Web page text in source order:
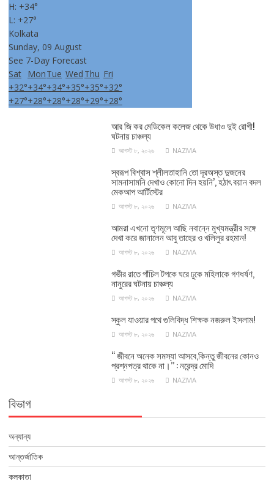
H: +34°
L: +27°
Kolkata
Sunday, 09 August
See 7-Day Forecast
Sat MonTue Wed Thu Fri
+32°+34°+34°+35°+35°+32°
+27°+28°+28°+28°+29°+28°
আর জি কর মেডিকেল কলেজ থেকে উধাও দুই রোগী!
ঘটনায় চাঞ্চল্য
আগস্ট ৮, ২০২৬ NAZMA
স্বরূপ বিশ্বাস শ্লীলতাহানি তো দূরঅস্ত দুজনের
সামনাসামনি দেখাও কোনো দিন হয়নি’, হঠাৎ বয়ান বদল
মেকআপ আর্টিস্টের
আগস্ট ৮, ২০২৬ NAZMA
আমরা এখনো তৃণমূলে আছি নবান্নে মুখ্যমন্ত্রীর সঙ্গে
দেখা করে জানালেন আবু তাহের ও খলিলুর রহমান!
আগস্ট ৮, ২০২৬ NAZMA
গভীর রাতে পাঁচিল টপকে ঘরে ঢুকে মহিলাকে গণধর্ষণ,
নানুরের ঘটনায় চাঞ্চল্য
আগস্ট ৮, ২০২৬ NAZMA
স্কুল যাওয়ার পথে গুলিবিদ্ধ শিক্ষক নজরুল ইসলাম!
আগস্ট ৮, ২০২৬ NAZMA
‘‘ জীবনে অনেক সমস্যা আসবে,কিন্তু জীবনের কোনও
প্রশ্নপত্র থাকে না।’’ : নরেন্দ্র মোদি
আগস্ট ৮, ২০২৬ NAZMA
বিভাগ
অন্যান্য
আন্তর্জাতিক
কলকাতা